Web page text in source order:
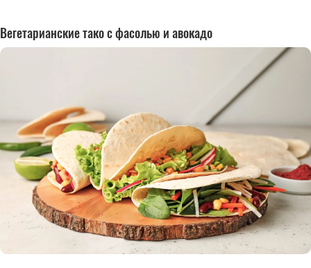
Вегетарианские тако с фасолью и авокадо